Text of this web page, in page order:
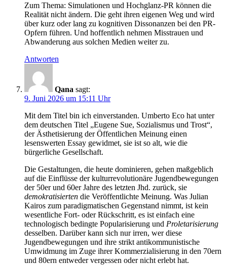
Zum Thema: Simulationen und Hochglanz-PR können die
Realität nicht ändern. Die geht ihren eigenen Weg und wird
über kurz oder lang zu kognitiven Dissonanzen bei den PR-
Opfern führen. Und hoffentlich nehmen Misstrauen und
Abwanderung aus solchen Medien weiter zu.
Antworten
Qana sagt:
9. Juni 2026 um 15:11 Uhr
Mit dem Titel bin ich einverstanden. Umberto Eco hat unter
dem deutschen Titel „Eugene Sue, Sozialismus und Trost“,
der Ästhetisierung der Öffentlichen Meinung einen
lesenswerten Essay gewidmet, sie ist so alt, wie die
bürgerliche Gesellschaft.
Die Gestaltungen, die heute dominieren, gehen maßgeblich
auf die Einflüsse der kulturrevolutionäre Jugendbewegungen
der 50er und 60er Jahre des letzten Jhd. zurück, sie
demokratisierten die Veröffentlichte Meinung. Was Julian
Kairos zum paradigmatischen Gegenstand nimmt, ist kein
wesentliche Fort- oder Rückschritt, es ist einfach eine
technologisch bedingte Popularisierung und Proletarisierung
desselben. Darüber kann sich nur irren, wer diese
Jugendbewegungen und ihre strikt antikommunistische
Umwidmung im Zuge ihrer Kommerzialisierung in den 70ern
und 80ern entweder vergessen oder nicht erlebt hat.